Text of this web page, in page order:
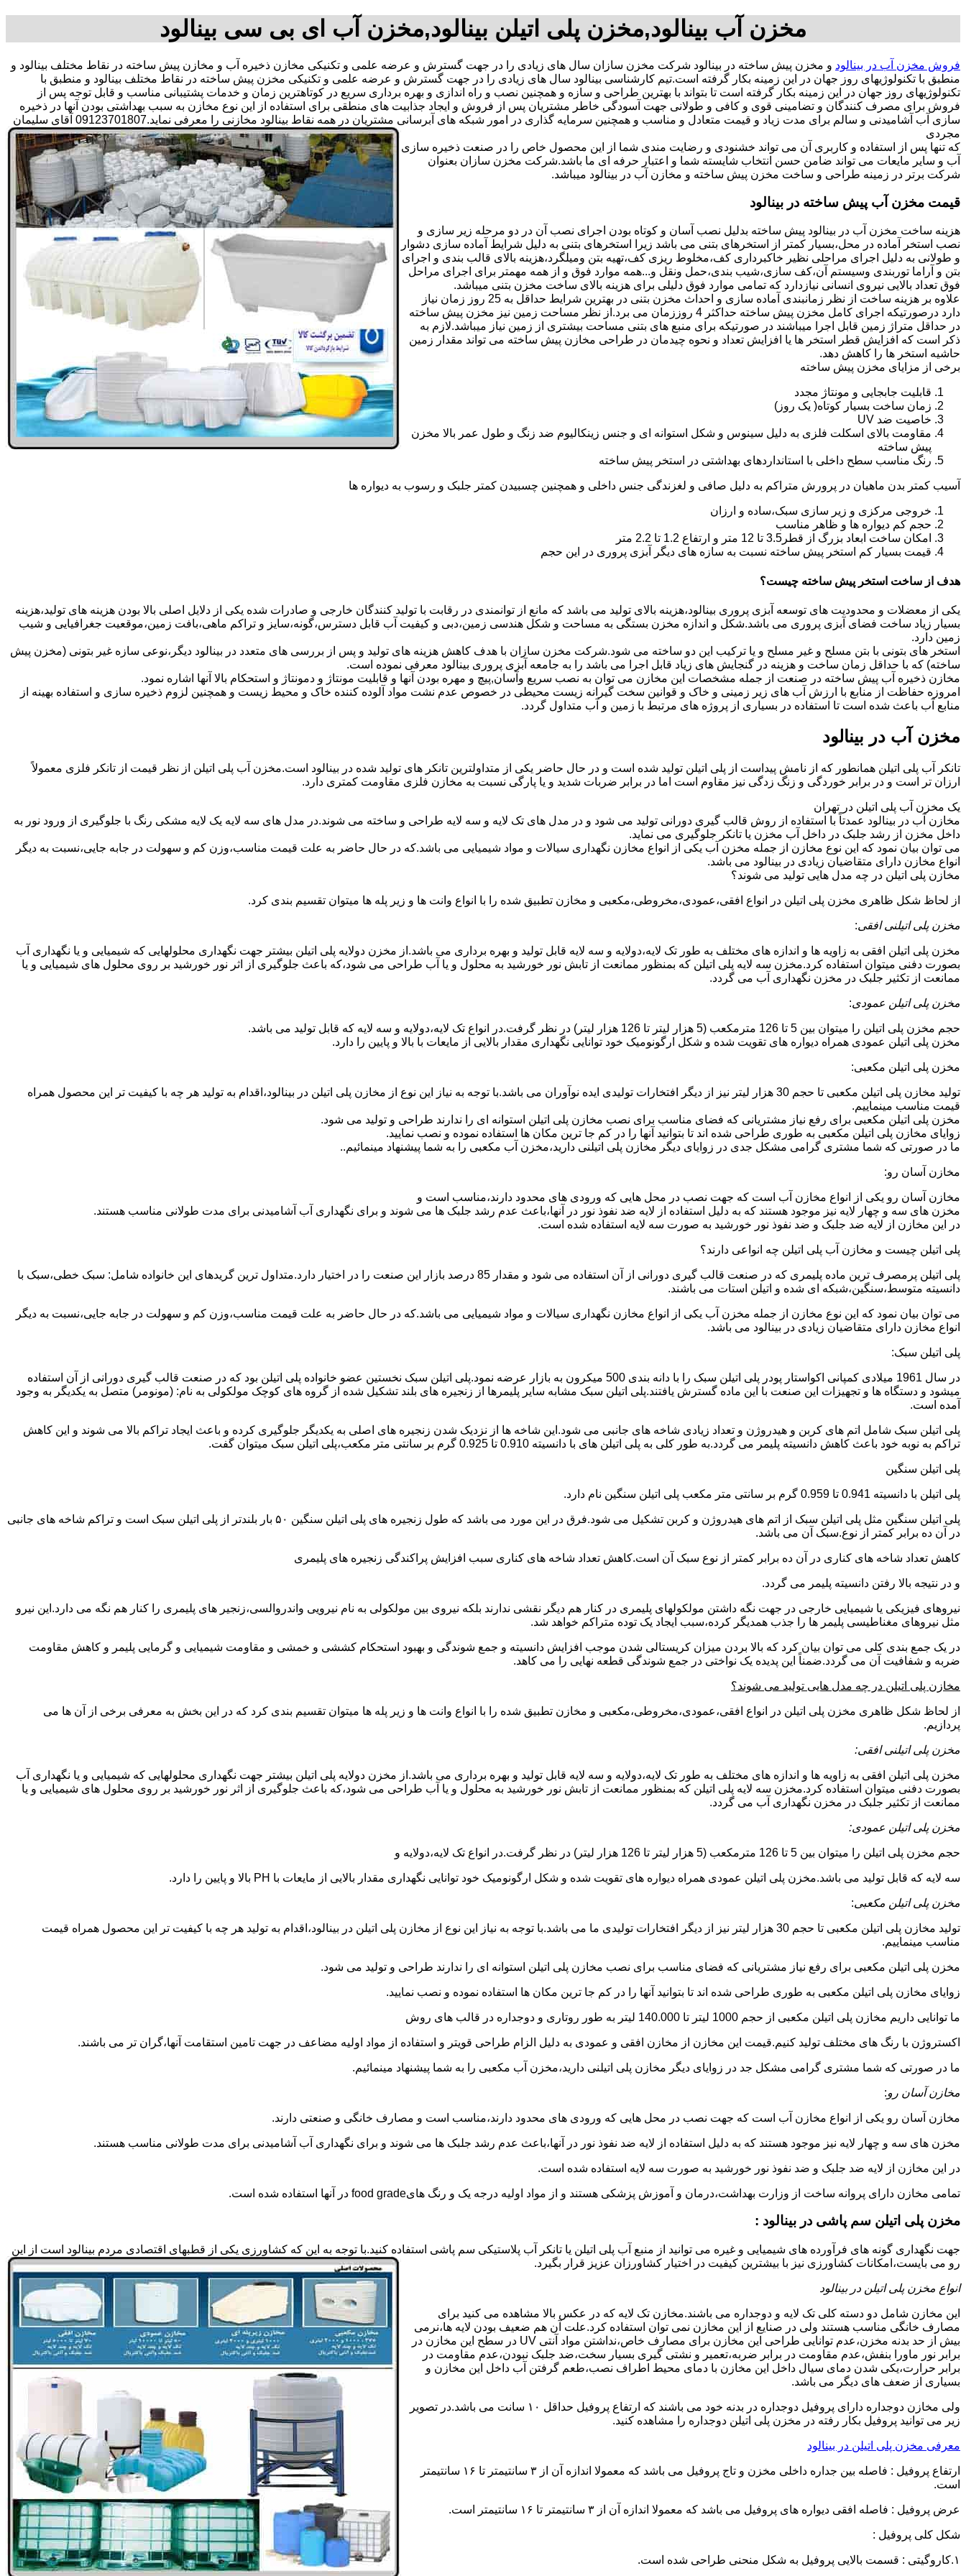
مخزن آب بینالود,مخزن پلی اتیلن بینالود,مخزن آب ای بی سی بینالود
فروش مخزن آب در بینالود و مخزن پیش ساخته در بینالود شرکت مخزن سازان سال های زیادی را در جهت گسترش و عرضه علمی و تکنیکی مخازن ذخیره آب و مخازن پیش ساخته در نقاط مختلف بینالود و
منطبق با تکنولوژیهای روز جهان در این زمینه بکار گرفته است.تیم کارشناسی بینالود سال های زیادی را در جهت گسترش و عرضه علمی و تکنیکی مخزن پیش ساخته در نقاط مختلف بینالود و منطبق با
تکنولوژیهای روز جهان در این زمینه بکار گرفته است تا بتواند با بهترین طراحی و سازه و همچنین نصب و راه اندازی و بهره برداری سریع در کوتاهترین زمان و خدمات پشتیبانی مناسب و قابل توجه پس از
فروش برای مصرف کنندگان و تضامینی قوی و کافی و طولانی جهت آسودگی خاطر مشتریان پس از فروش و ایجاد جذابیت های منطقی برای استفاده از این نوع مخازن به سبب بهداشتی بودن آنها در ذخیره
سازی آب آشامیدنی و سالم برای مدت زیاد و قیمت متعادل و مناسب و همچنین سرمایه گذاری در امور شبکه های آبرسانی مشتریان در همه نقاط بینالود مخازنی را معرفی نماید.09123701807 آقای سلیمان
مجردی
که تنها پس از استفاده و کاربری آن می تواند خشنودی و رضایت مندی شما از این محصول خاص را در صنعت ذخیره سازی
آب و سایر مایعات می تواند ضامن حسن انتخاب شایسته شما و اعتبار حرفه ای ما باشد.شرکت مخزن سازان بعنوان
شرکت برتر در زمینه طراحی و ساخت مخزن پیش ساخته و مخازن آب در بینالود میباشد.
قیمت مخزن آب پیش ساخته در بینالود
هزینه ساخت مخزن آب در بینالود پیش ساخته بدلیل نصب آسان و کوتاه بودن اجرای نصب آن در دو مرحله زیر سازی و
نصب استخر آماده در محل،بسیار کمتر از استخرهای بتنی می باشد زیرا استخرهای بتنی به دلیل شرایط آماده سازی دشوار
و طولانی به دلیل اجرای مراحلی نظیر خاکبرداری کف،مخلوط ریزی کف،تهیه بتن ومیلگرد،هزینه بالای قالب بندی و اجرای
بتن و آراما توربندی وسیستم آن،کف سازی،شیب بندی،حمل ونقل و...همه موارد فوق و از همه مهمتر برای اجرای مراحل
فوق تعداد بالایی نیروی انسانی نیازدارد که تمامی موارد فوق دلیلی برای هزینه بالای ساخت مخزن بتنی میباشد.
علاوه بر هزینه ساخت از نظر زمانبندی آماده سازی و احداث مخزن بتنی در بهترین شرایط حداقل به 25 روز زمان نیاز
دارد درصورتیکه اجرای کامل مخزن پیش ساخته حداکثر 4 روززمان می برد.از نظر مساحت زمین نیز مخزن پیش ساخته
در حداقل متراژ زمین قابل اجرا میباشند در صورتیکه برای منبع های بتنی مساحت بیشتری از زمین نیاز میباشد.لازم به
ذکر است که افزایش قطر استخر ها یا افزایش تعداد و نحوه چیدمان در طراحی مخازن پیش ساخته می تواند مقدار زمین
حاشیه استخر ها را کاهش دهد.
برخی از مزایای مخزن پیش ساخته
قابلیت جابجایی و مونتاژ مجدد
زمان ساخت بسیار کوتاه( یک روز)
خاصیت ضد UV
مقاومت بالای اسکلت فلزی به دلیل سینوس و شکل استوانه ای و جنس زینکالیوم ضد زنگ و طول عمر بالا مخزن
پیش ساخته
رنگ مناسب سطح داخلی با استانداردهای بهداشتی در استخر پیش ساخته
آسیب کمتر بدن ماهیان در پرورش متراکم به دلیل صافی و لغزندگی جنس داخلی و همچنین چسبیدن کمتر جلبک و رسوب به دیواره ها
خروجی مرکزی و زیر سازی سبک،ساده و ارزان
حجم کم دیواره ها و ظاهر مناسب
امکان ساخت ابعاد بزرگ از قطر3.5 تا 12 متر و ارتفاع 1.2 تا 2.2 متر
قیمت بسیار کم استخر پیش ساخته نسبت به سازه های دیگر آبزی پروری در این حجم
هدف از ساخت استخر پیش ساخته چیست؟
یکی از معضلات و محدودیت های توسعه آبزی پروری بینالود،هزینه بالای تولید می باشد که مانع از توانمندی در رقابت با تولید کنندگان خارجی و صادرات شده یکی از دلایل اصلی بالا بودن هزینه های تولید،هزینه
بسیار زیاد ساخت فضای آبزی پروری می باشد.شکل و اندازه مخزن بستگی به مساحت و شکل هندسی زمین،دبی و کیفیت آب قابل دسترس،گونه،سایز و تراکم ماهی،بافت زمین،موقعیت جغرافیایی و شیب
زمین دارد.
استخر های بتونی با بتن مسلح و غیر مسلح و یا ترکیب این دو ساخته می شود.شرکت مخزن سازان با هدف کاهش هزینه های تولید و پس از بررسی های متعدد در بینالود دیگر،نوعی سازه غیر بتونی (مخزن پیش
ساخته) که با حداقل زمان ساخت و هزینه در گنجایش های زیاد قابل اجرا می باشد را به جامعه آبزی پروری بینالود معرفی نموده است.
مخازن ذخیره آب پیش ساخته در صنعت از جمله مشخصات این مخازن می توان به نصب سریع وآسان,پیچ و مهره بودن آنها و قابلیت مونتاژ و دمونتاژ و استحکام بالا آنها اشاره نمود.
امروزه حفاظت از منابع با ارزش آب های زیر زمینی و خاک و قوانین سخت گیرانه زیست محیطی در خصوص عدم نشت مواد آلوده کننده خاک و محیط زیست و همچنین لزوم ذخیره سازی و استفاده بهینه از
منابع آب باعث شده است تا استفاده در بسیاری از پروژه های مرتبط با زمین و آب متداول گردد.
مخزن آب در بینالود
تانکر آب پلی اتیلن همانطور که از نامش پیداست از پلی اتیلن تولید شده است و در حال حاضر یکی از متداولترین تانکر های تولید شده در بینالود است.مخزن آب پلی اتیلن از نظر قیمت از تانکر فلزی معمولاً
ارزان تر است و در برابر خوردگی و زنگ زدگی نیز مقاوم است اما در برابر ضربات شدید و یا پارگی نسبت به مخازن فلزی مقاومت کمتری دارد.
یک مخزن آب پلی اتیلن در تهران
مخازن آب در بینالود عمدتاً با استفاده از روش قالب گیری دورانی تولید می شود و در مدل های تک لایه و سه لایه طراحی و ساخته می شوند.در مدل های سه لایه یک لایه مشکی رنگ با جلوگیری از ورود نور به
داخل مخزن از رشد جلبک در داخل آب مخزن یا تانکر جلوگیری می نماید.
می توان بیان نمود که این نوع مخازن از جمله مخزن آب یکی از انواع مخازن نگهداری سیالات و مواد شیمیایی می باشد.که در حال حاضر به علت قیمت مناسب،وزن کم و سهولت در جابه جایی،نسبت به دیگر
انواع مخازن دارای متقاضیان زیادی در بینالود می باشد.
مخازن پلی اتیلن در چه مدل هایی تولید می شوند؟
از لحاظ شکل ظاهری مخزن پلی اتیلن در انواع افقی،عمودی،مخروطی،مکعبی و مخازن تطبیق شده را با انواع وانت ها و زیر پله ها میتوان تقسیم بندی کرد.
مخزن پلی اتیلنی افقی:
مخزن پلی اتیلن افقی به زاویه ها و اندازه های مختلف به طور تک لایه،دولایه و سه لایه قابل تولید و بهره برداری می باشد.از مخزن دولایه پلی اتیلن بیشتر جهت نگهداری محلولهایی که شیمیایی و یا نگهداری آب
بصورت دفنی میتوان استفاده کرد.مخزن سه لایه پلی اتیلن که بمنظور ممانعت از تابش نور خورشید به محلول و یا آب طراحی می شود،که باعث جلوگیری از اثر نور خورشید بر روی محلول های شیمیایی و یا
ممانعت از تکثیر جلبک در مخزن نگهداری آب می گردد.
مخزن پلی اتیلن عمودی:
حجم مخزن پلی اتیلن را میتوان بین 5 تا 126 مترمکعب (5 هزار لیتر تا 126 هزار لیتر) در نظر گرفت.در انواع تک لایه،دولایه و سه لایه که قابل تولید می باشد.
مخزن پلی اتیلن عمودی همراه دیواره های تقویت شده و شکل ارگونومیک خود توانایی نگهداری مقدار بالایی از مایعات با بالا و پایین را دارد.
مخزن پلی اتیلن مکعبی:
تولید مخازن پلی اتیلن مکعبی تا حجم 30 هزار لیتر نیز از دیگر افتخارات تولیدی ایده نوآوران می باشد.با توجه به نیاز این نوع از مخازن پلی اتیلن در بینالود،اقدام به تولید هر چه با کیفیت تر این محصول همراه
قیمت مناسب مینماییم.
مخزن پلی اتیلن مکعبی برای رفع نیاز مشتریانی که فضای مناسب برای نصب مخازن پلی اتیلن استوانه ای را ندارند طراحی و تولید می شود.
زوایای مخازن پلی اتیلن مکعبی به طوری طراحی شده اند تا بتوانید آنها را در کم جا ترین مکان ها استفاده نموده و نصب نمایید.
ما در صورتی که شما مشتری گرامی مشکل جدی در زوایای دیگر مخازن پلی اتیلنی دارید،مخزن آب مکعبی را به شما پیشنهاد مینمائیم..
مخازن آسان رو:
مخازن آسان رو یکی از انواع مخازن آب است که جهت نصب در محل هایی که ورودی های محدود دارند،مناسب است و
مخزن های سه و چهار لایه نیز موجود هستند که به دلیل استفاده از لایه ضد نفوذ نور در آنها،باعث عدم رشد جلبک ها می شوند و برای نگهداری آب آشامیدنی برای مدت طولانی مناسب هستند.
در این مخازن از لایه ضد جلبک و ضد نفوذ نور خورشید به صورت سه لایه استفاده شده است.
پلی اتیلن چیست و مخازن آب پلی اتیلن چه انواعی دارند؟
پلی اتیلن پرمصرف ترین ماده پلیمری که در صنعت قالب گیری دورانی از آن استفاده می شود و مقدار 85 درصد بازار این صنعت را در اختیار دارد.متداول ترین گریدهای این خانواده شامل: سبک خطی،سبک با
دانسیته متوسط،سنگین،شبکه ای شده و اتیلن استات می باشند.
می توان بیان نمود که این نوع مخازن از جمله مخزن آب یکی از انواع مخازن نگهداری سیالات و مواد شیمیایی می باشد.که در حال حاضر به علت قیمت مناسب،وزن کم و سهولت در جابه جایی،نسبت به دیگر
انواع مخازن دارای متقاضیان زیادی در بینالود می باشد.
پلی اتیلن سبک:
در سال 1961 میلادی کمپانی اکواستار پودر پلی اتیلن سبک را با دانه بندی 500 میکرون به بازار عرضه نمود.پلی اتیلن سبک نخستین عضو خانواده پلی اتیلن بود که در صنعت قالب گیری دورانی از آن استفاده
میشود و دستگاه ها و تجهیزات این صنعت با این ماده گسترش یافتند.پلی اتیلن سبک مشابه سایر پلیمرها از زنجیره های بلند تشکیل شده از گروه های کوچک مولکولی به نام: (مونومر) متصل به یکدیگر به وجود
آمده است.
پلی اتیلن سبک شامل اتم های کربن و هیدروژن و تعداد زیادی شاخه های جانبی می شود.این شاخه ها از نزدیک شدن زنجیره های اصلی به یکدیگر جلوگیری کرده و باعث ایجاد تراکم بالا می شوند و این کاهش
تراکم به نوبه خود باعث کاهش دانسیته پلیمر می گردد.به طور کلی به پلی اتیلن های با دانسیته 0.910 تا 0.925 گرم بر سانتی متر مکعب،پلی اتیلن سبک میتوان گفت.
پلی اتیلن سنگین
پلی اتیلن با دانسیته 0.941 تا 0.959 گرم بر سانتی متر مکعب پلی اتیلن سنگین نام دارد.
پلی اتیلن سنگین مثل پلی اتیلن سبک از اتم های هیدروژن و کربن تشکیل می شود.فرق در این مورد می باشد که طول زنجیره های پلی اتیلن سنگین ۵۰ بار بلندتر از پلی اتیلن سبک است و تراکم شاخه های جانبی
در آن ده برابر کمتر از نوع.سبک آن می باشد.
کاهش تعداد شاخه های کناری در آن ده برابر کمتر از نوع سبک آن است.کاهش تعداد شاخه های کناری سبب افزایش پراکندگی زنجیره های پلیمری
و در نتیجه بالا رفتن دانسیته پلیمر می گردد.
نیروهای فیزیکی یا شیمیایی خارجی در جهت نگه داشتن مولکولهای پلیمری در کنار هم دیگر نقشی ندارند بلکه نیروی بین مولکولی به نام نیرویی واندروالسی،زنجیر های پلیمری را کنار هم نگه می دارد.این نیرو
مثل نیروهای مغناطیسی پلیمر ها را جذب همدیگر کرده،سبب ایجاد یک توده متراکم خواهد شد.
در یک جمع بندی کلی می توان بیان کرد که بالا بردن میزان کریستالی شدن موجب افزایش دانسیته و جمع شوندگی و بهبود استحکام کششی و خمشی و مقاومت شیمیایی و گرمایی پلیمر و کاهش مقاومت
ضربه و شفافیت آن می گردد.ضمناً این پدیده یک نواختی در جمع شوندگی قطعه نهایی را می کاهد.
مخازن پلی اتیلن در چه مدل هایی تولید می شوند؟
از لحاظ شکل ظاهری مخزن پلی اتیلن در انواع افقی،عمودی،مخروطی،مکعبی و مخازن تطبیق شده را با انواع وانت ها و زیر پله ها میتوان تقسیم بندی کرد که در این بخش به معرفی برخی از آن ها می
پردازیم.
مخزن پلی اتیلنی افقی:
مخزن پلی اتیلن افقی به زاویه ها و اندازه های مختلف به طور تک لایه،دولایه و سه لایه قابل تولید و بهره برداری می باشد.از مخزن دولایه پلی اتیلن بیشتر جهت نگهداری محلولهایی که شیمیایی و یا نگهداری آب
بصورت دفنی میتوان استفاده کرد.مخزن سه لایه پلی اتیلن که بمنظور ممانعت از تابش نور خورشید به محلول و یا آب طراحی می شود،که باعث جلوگیری از اثر نور خورشید بر روی محلول های شیمیایی و یا
ممانعت از تکثیر جلبک در مخزن نگهداری آب می گردد.
مخزن پلی اتیلن عمودی:
حجم مخزن پلی اتیلن را میتوان بین 5 تا 126 مترمکعب (5 هزار لیتر تا 126 هزار لیتر) در نظر گرفت.در انواع تک لایه،دولایه و
سه لایه که قابل تولید می باشد.مخزن پلی اتیلن عمودی همراه دیواره های تقویت شده و شکل ارگونومیک خود توانایی نگهداری مقدار بالایی از مایعات با PH بالا و پایین را دارد.
مخزن پلی اتیلن مکعبی:
تولید مخازن پلی اتیلن مکعبی تا حجم 30 هزار لیتر نیز از دیگر افتخارات تولیدی ما می باشد.با توجه به نیاز این نوع از مخازن پلی اتیلن در بینالود،اقدام به تولید هر چه با کیفیت تر این محصول همراه قیمت
مناسب مینماییم.
مخزن پلی اتیلن مکعبی برای رفع نیاز مشتریانی که فضای مناسب برای نصب مخازن پلی اتیلن استوانه ای را ندارند طراحی و تولید می شود.
زوایای مخازن پلی اتیلن مکعبی به طوری طراحی شده اند تا بتوانید آنها را در کم جا ترین مکان ها استفاده نموده و نصب نمایید.
ما توانایی داریم مخازن پلی اتیلن مکعبی از حجم 1000 لیتر تا 140.000 لیتر به طور روتاری و دوجداره در قالب های روش
اکستروژن با رنگ های مختلف تولید کنیم.قیمت این مخازن از مخازن افقی و عمودی به دلیل الزام طراحی قویتر و استفاده از مواد اولیه مضاعف در جهت تامین استقامت آنها،گران تر می باشند.
ما در صورتی که شما مشتری گرامی مشکل جد در زوایای دیگر مخازن پلی اتیلنی دارید،مخزن آب مکعبی را به شما پیشنهاد مینمائیم.
مخازن آسان رو:
مخازن آسان رو یکی از انواع مخازن آب است که جهت نصب در محل هایی که ورودی های محدود دارند،مناسب است و مصارف خانگی و صنعتی دارند.
مخزن های سه و چهار لایه نیز موجود هستند که به دلیل استفاده از لایه ضد نفوذ نور در آنها،باعث عدم رشد جلبک ها می شوند و برای نگهداری آب آشامیدنی برای مدت طولانی مناسب هستند.
در این مخازن از لایه ضد جلبک و ضد نفوذ نور خورشید به صورت سه لایه استفاده شده است.
تمامی مخازن دارای پروانه ساخت از وزارت بهداشت،درمان و آموزش پزشکی هستند و از مواد اولیه درجه یک و رنگ هایfood grade در آنها استفاده شده است.
مخزن پلی اتیلن سم پاشی در بینالود :
جهت نگهداری گونه های فرآورده های شیمیایی و غیره می توانید از منبع آب پلی اتیلن یا تانکر آب پلاستیکی سم پاشی استفاده کنید.با توجه به این که کشاورزی یکی از قطبهای اقتصادی مردم بینالود است از این
رو می بایست،امکانات کشاورزی نیز با بیشترین کیفیت در اختیار کشاورزان عزیز قرار بگیرد.
انواع مخزن پلی اتیلن در بینالود
این مخازن شامل دو دسته کلی تک لایه و دوجداره می باشند.مخازن تک لایه که در عکس بالا مشاهده می کنید برای
مصارف خانگی مناسب هستند ولی در صنایع از این مخازن نمی توان استفاده کرد.علت آن هم ضعیف بودن لایه ها،نرمی
بیش از حد بدنه مخزن،عدم توانایی طراحی این مخازن برای مصارف خاص،نداشتن مواد آنتی UV در سطح این مخازن در
برابر نور ماورا بنفش،عدم مقاومت در برابر ضربه،تعمیر و نشتی گیری بسیار سخت،ضد جلبک نبودن،عدم مقاومت در
برابر حرارت،یکی شدن دمای سیال داخل این مخازن با دمای محیط اطراف نصب،طعم گرفتن آب داخل این مخازن و
بسیاری از ضعف های دیگر می باشد.
ولی مخازن دوجداره دارای پروفیل دوجداره در بدنه خود می باشند که ارتفاع پروفیل حداقل ۱۰ سانت می باشد.در تصویر
زیر می توانید پروفیل بکار رفته در مخزن پلی اتیلن دوجداره را مشاهده کنید.
معرفی مخزن پلی اتیلن در بینالود
ارتفاع پروفیل : فاصله بین جداره داخلی مخزن و تاج پروفیل می باشد که معمولا اندازه آن از ۳ سانتیمتر تا ۱۶ سانتیمتر
است.
عرض پروفیل : فاصله افقی دیواره های پروفیل می باشد که معمولا اندازه آن از ۳ سانتیمتر تا ۱۶ سانتیمتر است.
شکل کلی پروفیل :
۱.کاروگیتی : قسمت بالایی پروفیل به شکل منحنی طراحی شده است.